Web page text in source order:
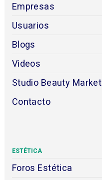
Empresas
Usuarios
Blogs
Videos
Studio Beauty Market
Contacto
ESTÉTICA
Foros Estética